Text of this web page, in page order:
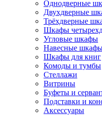
Однодверные
Двухдверные
Трёхдверные
Шкафы
Угловые шкафы
Навесные
Шкафы для книг
Комоды и тумбы
Стеллажи
Витрины
Буфеты и
Подставки и
Аксессуары